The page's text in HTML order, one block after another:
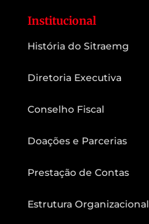
Institucional
História do Sitraemg
Diretoria Executiva
Conselho Fiscal
Doações e Parcerias
Prestação de Contas
Estrutura Organizacional